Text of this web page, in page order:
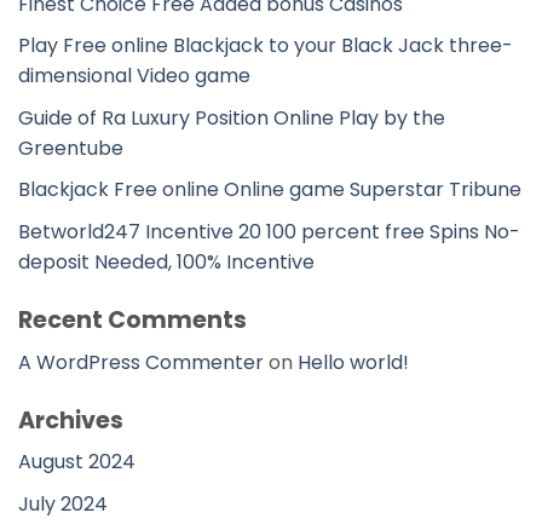
Play Free online Blackjack to your Black Jack three-
dimensional Video game
Guide of Ra Luxury Position Online Play by the
Greentube
Blackjack Free online Online game Superstar Tribune
Betworld247 Incentive 20 100 percent free Spins No-
deposit Needed, 100% Incentive
Recent Comments
A WordPress Commenteron Hello world!
Archives
August 2024
July 2024